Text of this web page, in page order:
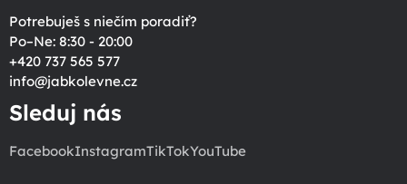
Potrebuješ s niečím poradiť?
Po–Ne: 8:30 - 20:00
+420 737 565 577
info@jabkolevne.cz
Sleduj nás
FacebookInstagramTikTokYouTube